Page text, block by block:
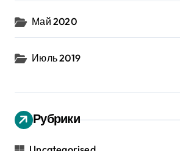
Май 2020
Июль 2019
Рубрики